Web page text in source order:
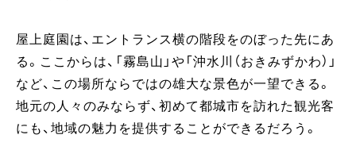
屋上庭園は、エントランス横の階段をのぼった先にあ
る。ここからは、「霧島山」や「沖水川（おきみずかわ）」
など、この場所ならではの雄大な景色が一望できる。
地元の人々のみならず、初めて都城市を訪れた観光客
にも、地域の魅力を提供することができるだろう。